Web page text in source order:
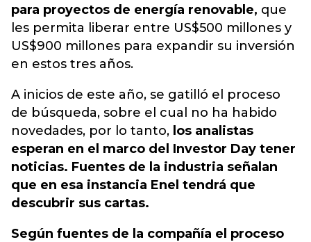
para proyectos de energía renovable, que
les permita liberar entre US$500 millones y
US$900 millones para expandir su inversión
en estos tres años.
A inicios de este año, se gatilló el proceso
de búsqueda, sobre el cual no ha habido
novedades, por lo tanto, los analistas
esperan en el marco del Investor Day tener
noticias. Fuentes de la industria señalan
que en esa instancia Enel tendrá que
descubrir sus cartas.
Según fuentes de la compañía el proceso